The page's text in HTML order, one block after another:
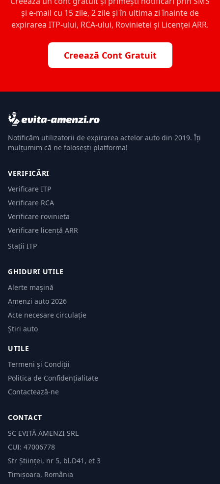
și e-mail cu 15 zile, 2 zile și în ultima zi înainte de
expirarea ITP-ului, RCA-ului, Rovinietei și Licenței ARR.
Creează Cont Gratuit
Notificăm utilizatorii de expirarea actelor auto din 2019. Îți
mulțumim că ne folosești platforma!
VERIFICĂRI
Verificare ITP
Verificare RCA
Verificare rovinieta
Verificare licență ARR
Stații ITP
GHIDURI UTILE
Alerte mașină
Amenzi auto 2026
Acte necesare circulație
Știri auto
UTILE
Termeni și Condiții
Politica de Confidențialitate
Contactează-ne
CONTACT
SC EVITĂ AMENZI SRL
CUI: 47006778
Str Științei, nr 5, bl.D41, et 3
Timișoara, România